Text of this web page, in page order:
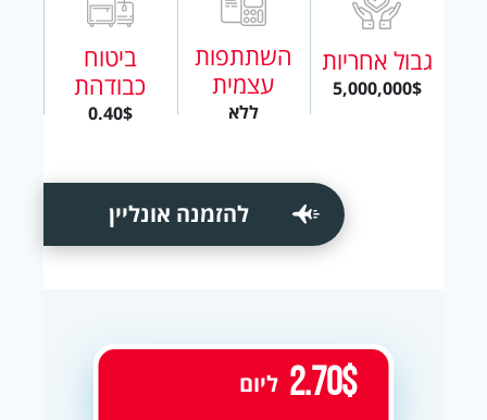
גבול אחריות
5,000,000$
השתתפות
עצמית
ללא
ביטוח
כבודהת
0.40$
להזמנה אונליין
2.70$ ליום